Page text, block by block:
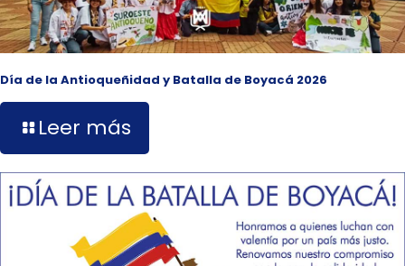
Día de la Antioqueñidad y Batalla de Boyacá 2026
Leer más